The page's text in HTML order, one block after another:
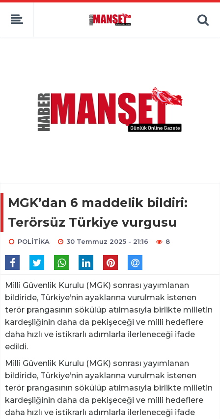
MGK’dan 6 maddelik bildiri:
Terörsüz Türkiye vurgusu
POLİTİKA 30 Temmuz 2025 - 21:16 8
Milli Güvenlik Kurulu (MGK) sonrası yayımlanan
bildiride, Türkiye’nin ayaklarına vurulmak istenen
terör prangasının sökülüp atılmasıyla birlikte milletin
kardeşliğinin daha da pekişeceği ve milli hedeflere
daha hızlı ve istikrarlı adımlarla ilerleneceği ifade
edildi.
Milli Güvenlik Kurulu (MGK) sonrası yayımlanan
bildiride, Türkiye’nin ayaklarına vurulmak istenen
terör prangasının sökülüp atılmasıyla birlikte milletin
kardeşliğinin daha da pekişeceği ve milli hedeflere
daha hızlı ve istikrarlı adımlarla ilerleneceği ifade